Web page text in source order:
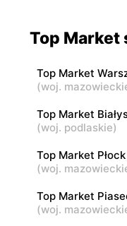
Top Market
Broniewskiego 85
Warszawa, ul.
Top Market
Top Market
Top Market
(woj.
Top Market
(woj. podlaskie)
Top Market Płock
(woj.
Top Market
(woj.